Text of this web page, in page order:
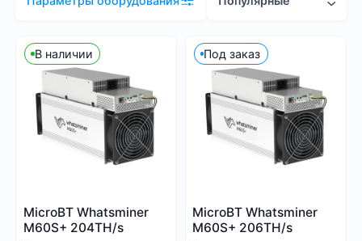
2 081
TH/s MH/s GH/s
В наличии
MicroBT Whatsminer
M60S+ 204TH/s
Под заказ
MicroBT Whatsminer
M60S+ 206TH/s